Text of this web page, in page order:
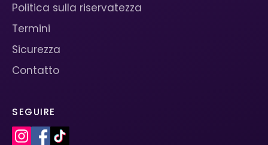
Politica sulla riservatezza
Termini
Sicurezza
Contatto
SEGUIRE